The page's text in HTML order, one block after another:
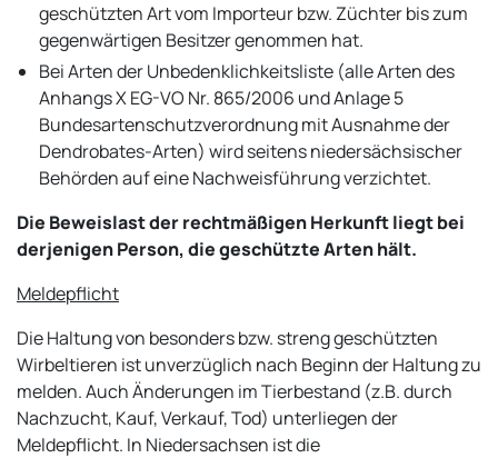
geschützten Art vom Importeur bzw. Züchter bis zum
gegenwärtigen Besitzer genommen hat.
Bei Arten der Unbedenklichkeitsliste (alle Arten des
Anhangs X EG-VO Nr. 865/2006 und Anlage 5
Bundesartenschutzverordnung mit Ausnahme der
Dendrobates-Arten) wird seitens niedersächsischer
Behörden auf eine Nachweisführung verzichtet.
Die Beweislast der rechtmäßigen Herkunft liegt bei
derjenigen Person, die geschützte Arten hält.
Meldepflicht
Die Haltung von besonders bzw. streng geschützten
Wirbeltieren ist unverzüglich nach Beginn der Haltung zu
melden. Auch Änderungen im Tierbestand (z.B. durch
Nachzucht, Kauf, Verkauf, Tod) unterliegen der
Meldepflicht. In Niedersachsen ist die